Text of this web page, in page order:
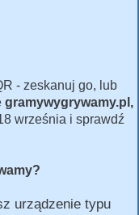
- zeskanuj go, lub
gramywygrywamy.pl,
września i sprawdź
urządzenie typu